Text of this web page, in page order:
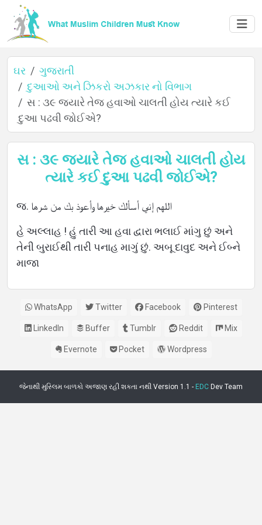
ઘર
વિશે
ઘર
ગુજરાતી
દુઆઓ અને ઝિકરો અઝકાર નો વિભાગ
સ : ૩૯ જ્યારે તેજ હવાઓ ચાલતી હોય ત્યારે કઈ
દુઆ પઢવી જોઈએ?
સ : ૩૯ જ્યારે તેજ હવાઓ ચાલતી હોય
ત્યારે કઈ દુઆ પઢવી જોઈએ?
જ. اللهم إني أسألك خيرها وأعوذ بك من شرها
હે અલ્લાહ ! હું તારી આ હવા દ્વારા ભલાઈ માંગુ છું અને
તેની બુરાઈથી તારી પનાહ માગું છું. અબૂ દાવુદ અને ઈબ્ને
માજા
WhatsApp Twitter Facebook Pinterest
LinkedIn Buffer Tumblr Reddit Mix
Evernote Pocket Wordpress
જેનાથી મુસ્લિમ બાળકો અજાણ રહી શકતા નથી Version 1.1 - EDC Dev Team